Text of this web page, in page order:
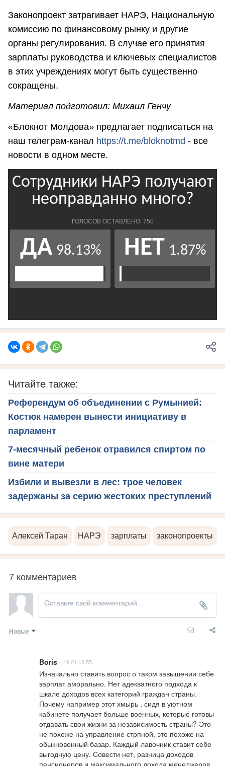
Законопроект затрагивает НАРЭ, Национальную
комиссию по финансовому рынку и другие
органы регулирования. В случае его принятия
зарплаты руководства и ключевых специалистов
в этих учреждениях могут быть существенно
сокращены.
Материал подготовил: Михаил Генчу
«Блокнот Молдова» предлагает подписаться на
наш телеграм-канал https://t.me/bloknotmd - все
новости в одном месте.
Читайте также:
Референдум об объединении с Румынией:
Костюк намерен вынести инициативу в
парламент
7-месячный ребенок отравился спиртом по
вине матери
Избили и вывезли в лес: трое человек
задержаны за серию жестоких преступлений
Алексей Таран НАРЭ зарплаты законопроекты
7 комментариев
Новые
Boris 19.01 13:55
Изначально ставить вопрос о таком завышении себе
зарплат аморально. Нет адекватного подхода к
шкале доходов всех категорий граждан страны.
Почему например этот хмырь , сидя в уютном
кабинете получает больше военных, которые готовы
отдавать свои жизни за независимость страны? Это
не похоже на управление стрпной, это похоже на
обыкновенный базар. Каждый лавочник ставит себе
выгодную цену. Совести нет, разница доходов
пенсионеров и максимального дохода менеджеров